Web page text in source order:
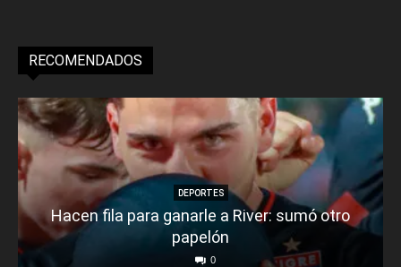
RECOMENDADOS
DEPORTES
Hacen fila para ganarle a River: sumó otro
papelón
0